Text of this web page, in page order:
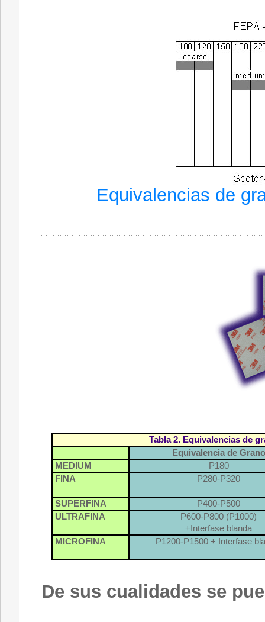
Equivalencias de
Tabla 2. Equivalencias de
Equivalencia de Grano
MEDIUM
P180
FINA
P280-P320
SUPERFINA
P400-P500
ULTRAFINA
P600-P800 (P1000)
+Interfase blanda
MICROFINA
P1200-P1500 + Interfase
De sus cualidades se